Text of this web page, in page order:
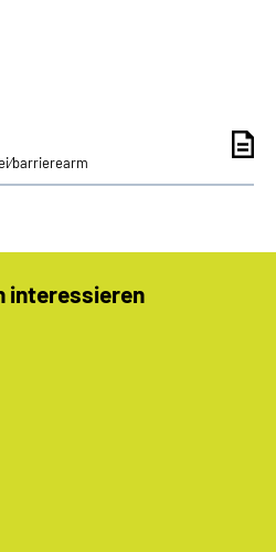
(DGS)
Kundenportal
interessieren